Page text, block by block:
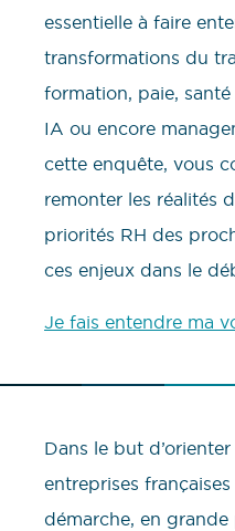
essentielle à faire
transformations du
formation, paie,
IA ou encore
cette enquête, vous
remonter les réalités
priorités RH des
ces enjeux dans le
Je fais entendre ma
Dans le but
entreprises
démarche, en